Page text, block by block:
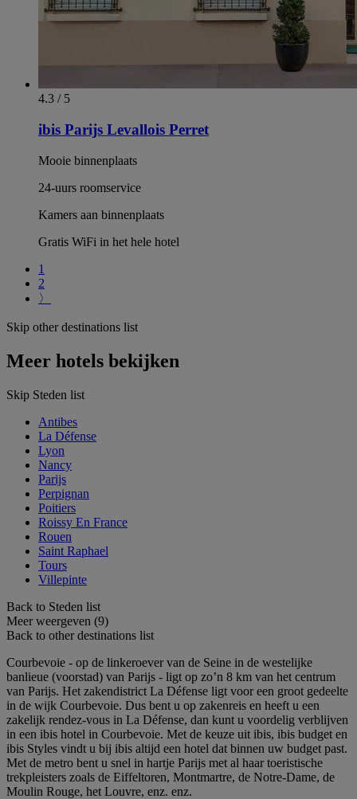
4.3 / 5
ibis Parijs Levallois Perret
Mooie binnenplaats
24-uurs roomservice
Kamers aan binnenplaats
Gratis WiFi in het hele hotel
1
2
〉
Skip other destinations list
Meer hotels bekijken
Skip Steden list
Antibes
La Défense
Lyon
Nancy
Parijs
Perpignan
Poitiers
Roissy En France
Rouen
Saint Raphael
Tours
Villepinte
Back to Steden list
Meer weergeven (9)
Back to other destinations list
Courbevoie - op de linkeroever van de Seine in de westelijke
banlieue (voorstad) van Parijs - ligt op zo’n 8 km van het centrum
van Parijs. Het zakendistrict La Défense ligt voor een groot gedeelte
in de wijk Courbevoie. Dus bent u op zakenreis en heeft u een
zakelijk rendez-vous in La Défense, dan kunt u voordelig verblijven
in een ibis hotel in Courbevoie. Met de keuze uit ibis, ibis budget en
ibis Styles vindt u bij ibis altijd een hotel dat binnen uw budget past.
Met de metro bent u snel in hartje Parijs met al haar toeristische
trekpleisters zoals de Eiffeltoren, Montmartre, de Notre-Dame, de
Moulin Rouge, het Louvre, enz. enz.